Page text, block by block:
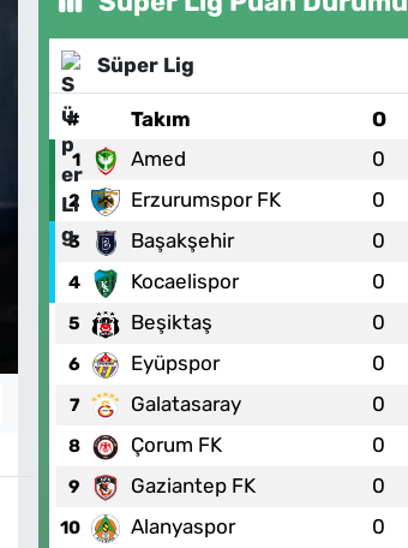
Süper Lig
# Takım O
1 Amed 0
2 Erzurumspor FK 0
3 Başakşehir 0
4 Kocaelispor 0
5 Beşiktaş 0
6 Eyüpspor 0
7 Galatasaray 0
8 Çorum FK 0
9 Gaziantep FK 0
10 Alanyaspor 0